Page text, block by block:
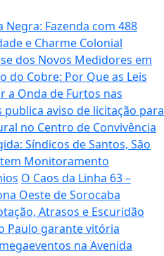
Fazenda com 488
e Charme Colonial
dos Novos Medidores em
do Cobre: Por Que as Leis
a Onda de Furtos nas
publica aviso de licitação para
no Centro de Convivência
Síndicos de Santos, São
Monitoramento
O Caos da Linha 63 –
Oeste de Sorocaba
Atrasos e Escuridão
Paulo garante vitória
na Avenida